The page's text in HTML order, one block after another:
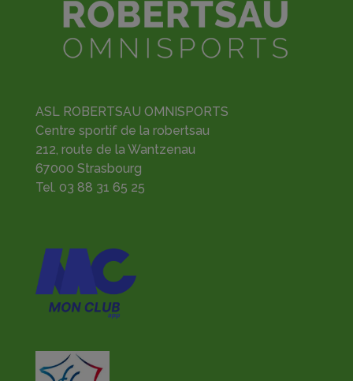
ASL ROBERTSAU OMNISPORTS
Centre sportif de la robertsau
212, route de la Wantzenau
67000 Strasbourg
Tel. 03 88 31 65 25